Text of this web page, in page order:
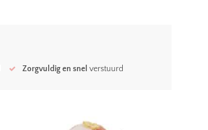
Zorgvuldig en snel verstuurd